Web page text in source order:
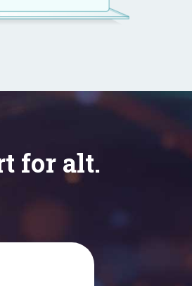
for alt.